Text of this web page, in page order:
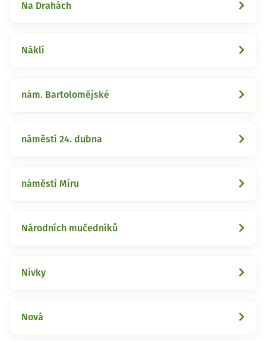
Na Drahách
Náklí
nám. Bartolomějské
náměstí 24. dubna
náměstí Míru
Národních mučedníků
Nivky
Nová